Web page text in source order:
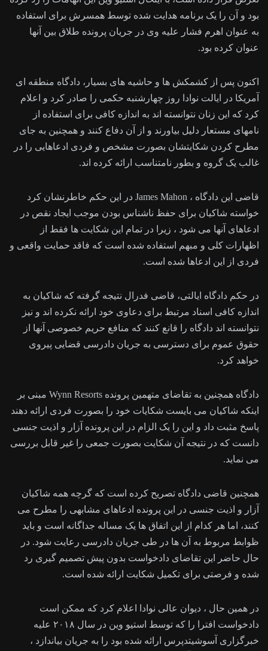
بود و آن را یک برنامه هدایت شده توسط همسرش برای استفاده
به عنوان اهرم فشار علیه وی در جریان پرونده طلاق بین آنها
عنوان کرده بود.
اکنون پس از کشمکش ها و حاشیه های بسیار، دادگاه منطقه ای
آمریکا در ایالت نوادا روز چهارشنبه حکمی را صادر کرد و اعلام
کرد که این زنان نتوانسته اند به اندازه کافی برای استفاده از
نامهای مستعار دلیل بیاورند و از آن دفاع کنند و همچنین به جای
مطرح کردن شکایتشان بصورت مشخص و فردی ادعاهایی را در
غالب یک گروه و بطور نامتناسب ارائه کرده اند.
قاضی این دادگاه ، James Mahon در این حکم خاطرنشان کرد
خواسته شاکیان برای حفظ ناشناس بودن موجب ایجاد نقص در
ادعاهای آنها می شود ، زیرا در تمام این شکایت ها فقط از
اظهارات کلی و مبهم استفاده شده است که فاقد حمایت واقعی و
فردی از این ادعاها شده است.
در حکم دادگاه ایالتی، قاضی فدرال نتیجه گرفته که شاکیان به
اندازه کافی اسناد مرتبط برای دعاوی خود ارائه نکرده اند و نیز
نتوانسته اند دادگاه را قانع کنند که منافع حریم خصوصی آنها از
حقوق عموم برای دسترسی به جریان دادرسی قضایی پیروی
خواهد کرد.
دادگاه همچنین به تقاضای متهمین پرونده Wynn Resorts مبنی بر
اینکه شاکیان می بایست شکایات خود را بصورت فردی ارائه دهند
پاسخ مثبت داد و این را یک الزام در این پرونده آزار و اذیت جنسی
دانست که در نتیجه آن شکایت بصورت جمعی را غیر قابل بررسی
می نماید.
همچنین قاضی دادگاه تصریح کرده است که گرچه همه شاکیان
آزار و اذیت جنسی در این پرونده ادعاهای مشابهی را مطرح می
کنند، اما هر کدام از این اتفاق ها یک مساله جداگانه است و باید
ظوابط مربوط به آن ها در طی جریان دادرسی رعایت شود. در
حال حاضر این تقاضای دادخواست بدون پیش تصمیم گیری رد
شده و فرصتی برای تکمیل شکایت ارائه شده است.
در همین حال ، دیوان عالی نوادا اعلام کرد که ممکن است
دادخواست افترا را که توسط استیو وین در سال ۲۰۱۸ علیه
خبرگزاری آسوشیتدپرس ارائه شده بود را به جریان بیاندازد ،